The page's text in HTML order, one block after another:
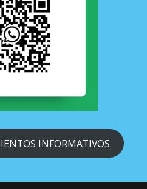
INFORMATIVOS